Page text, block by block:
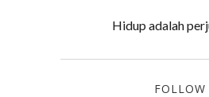
Hidup adalah
FOLLOW